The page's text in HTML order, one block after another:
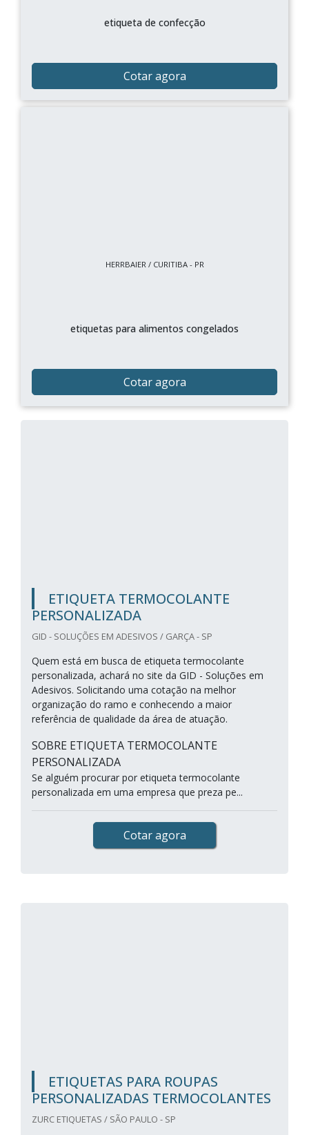
etiqueta de confecção
Cotar agora
HERRBAIER / CURITIBA - PR
etiquetas para alimentos congelados
Cotar agora
ETIQUETA TERMOCOLANTE
PERSONALIZADA
GID - SOLUÇÕES EM ADESIVOS / GARÇA - SP
Quem está em busca de etiqueta termocolante
personalizada, achará no site da GID - Soluções em
Adesivos. Solicitando uma cotação na melhor
organização do ramo e conhecendo a maior
referência de qualidade da área de atuação.
SOBRE ETIQUETA TERMOCOLANTE
PERSONALIZADA
Se alguém procurar por etiqueta termocolante
personalizada em uma empresa que preza pe...
Cotar agora
ETIQUETAS PARA ROUPAS
PERSONALIZADAS TERMOCOLANTES
ZURC ETIQUETAS / SÃO PAULO - SP